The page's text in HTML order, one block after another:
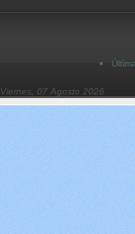
Viernes, 07 Agosto 2026